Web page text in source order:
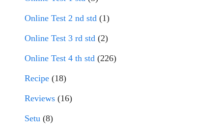
Online Test 2 nd std (1)
Online Test 3 rd std (2)
Online Test 4 th std (226)
Recipe (18)
Reviews (16)
Setu (8)